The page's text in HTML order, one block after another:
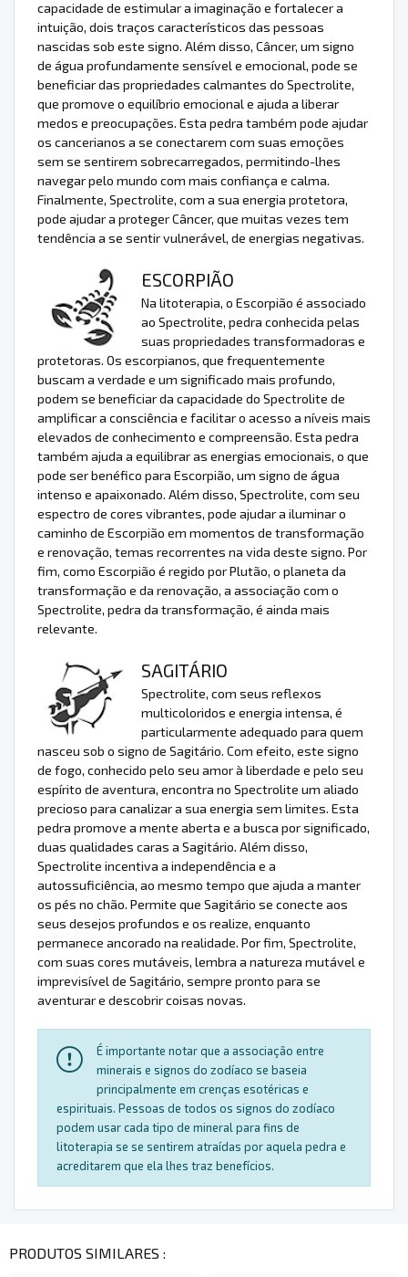
capacidade de estimular a imaginação e fortalecer a
intuição, dois traços característicos das pessoas
nascidas sob este signo. Além disso, Câncer, um signo
de água profundamente sensível e emocional, pode se
beneficiar das propriedades calmantes do Spectrolite,
que promove o equilíbrio emocional e ajuda a liberar
medos e preocupações. Esta pedra também pode ajudar
os cancerianos a se conectarem com suas emoções
sem se sentirem sobrecarregados, permitindo-lhes
navegar pelo mundo com mais confiança e calma.
Finalmente, Spectrolite, com a sua energia protetora,
pode ajudar a proteger Câncer, que muitas vezes tem
tendência a se sentir vulnerável, de energias negativas.
ESCORPIÃO
Na litoterapia, o Escorpião é associado
ao Spectrolite, pedra conhecida pelas
suas propriedades transformadoras e
protetoras. Os escorpianos, que frequentemente
buscam a verdade e um significado mais profundo,
podem se beneficiar da capacidade do Spectrolite de
amplificar a consciência e facilitar o acesso a níveis mais
elevados de conhecimento e compreensão. Esta pedra
também ajuda a equilibrar as energias emocionais, o que
pode ser benéfico para Escorpião, um signo de água
intenso e apaixonado. Além disso, Spectrolite, com seu
espectro de cores vibrantes, pode ajudar a iluminar o
caminho de Escorpião em momentos de transformação
e renovação, temas recorrentes na vida deste signo. Por
fim, como Escorpião é regido por Plutão, o planeta da
transformação e da renovação, a associação com o
Spectrolite, pedra da transformação, é ainda mais
relevante.
SAGITÁRIO
Spectrolite, com seus reflexos
multicoloridos e energia intensa, é
particularmente adequado para quem
nasceu sob o signo de Sagitário. Com efeito, este signo
de fogo, conhecido pelo seu amor à liberdade e pelo seu
espírito de aventura, encontra no Spectrolite um aliado
precioso para canalizar a sua energia sem limites. Esta
pedra promove a mente aberta e a busca por significado,
duas qualidades caras a Sagitário. Além disso,
Spectrolite incentiva a independência e a
autossuficiência, ao mesmo tempo que ajuda a manter
os pés no chão. Permite que Sagitário se conecte aos
seus desejos profundos e os realize, enquanto
permanece ancorado na realidade. Por fim, Spectrolite,
com suas cores mutáveis, lembra a natureza mutável e
imprevisível de Sagitário, sempre pronto para se
aventurar e descobrir coisas novas.
É importante notar que a associação entre
minerais e signos do zodíaco se baseia
principalmente em crenças esotéricas e
espirituais. Pessoas de todos os signos do zodíaco
podem usar cada tipo de mineral para fins de
litoterapia se se sentirem atraídas por aquela pedra e
acreditarem que ela lhes traz benefícios.
PRODUTOS SIMILARES :